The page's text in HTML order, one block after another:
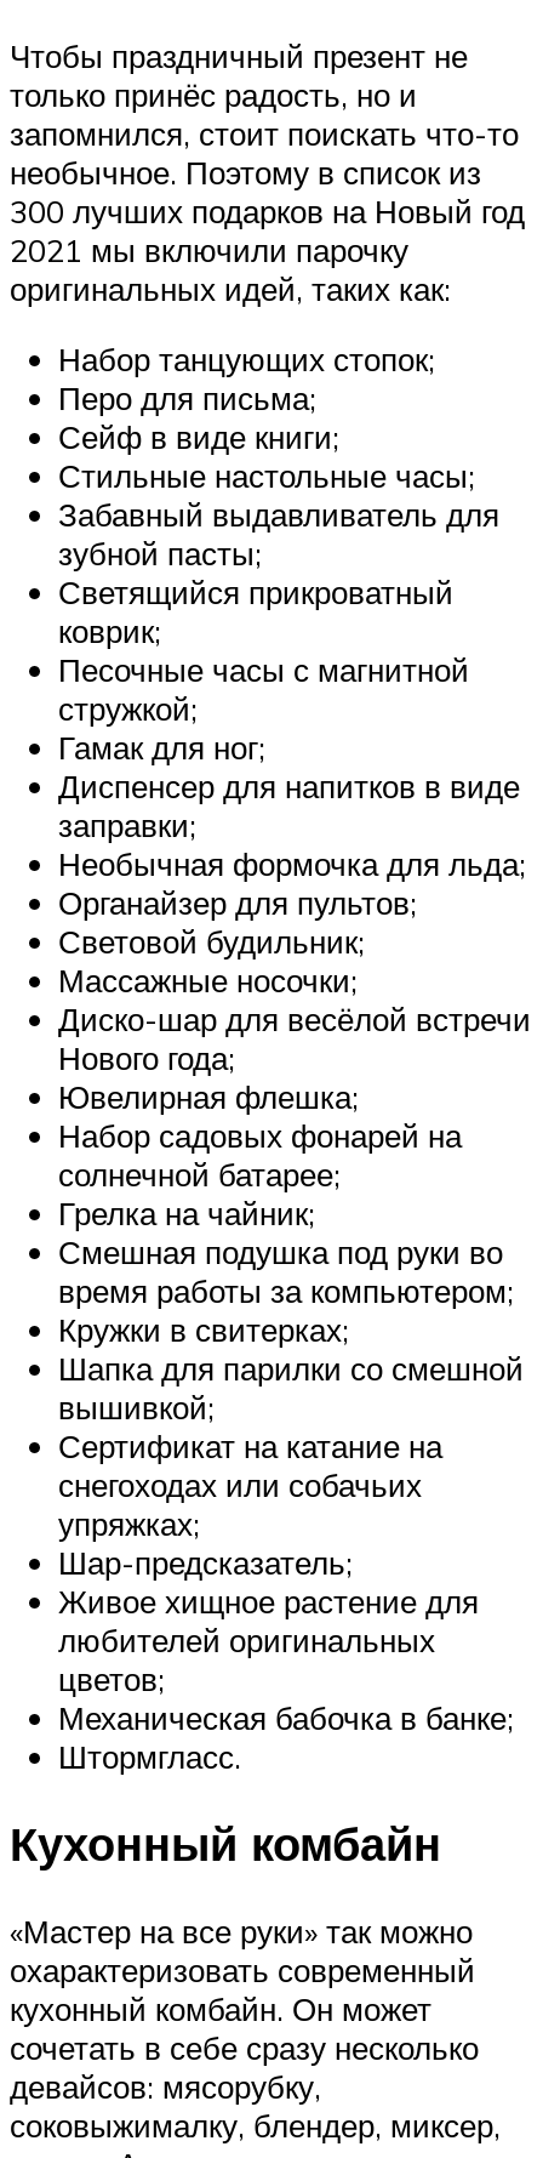
Чтобы праздничный презент не
только принёс радость, но и
запомнился, стоит поискать что-то
необычное. Поэтому в список из
300 лучших подарков на Новый год
2021 мы включили парочку
оригинальных идей, таких как:
Набор танцующих стопок;
Перо для письма;
Сейф в виде книги;
Стильные настольные часы;
Забавный выдавливатель для
зубной пасты;
Светящийся прикроватный
коврик;
Песочные часы с магнитной
стружкой;
Гамак для ног;
Диспенсер для напитков в виде
заправки;
Необычная формочка для льда;
Органайзер для пультов;
Световой будильник;
Массажные носочки;
Диско-шар для весёлой встречи
Нового года;
Ювелирная флешка;
Набор садовых фонарей на
солнечной батарее;
Грелка на чайник;
Смешная подушка под руки во
время работы за компьютером;
Кружки в свитерках;
Шапка для парилки со смешной
вышивкой;
Сертификат на катание на
снегоходах или собачьих
упряжках;
Шар-предсказатель;
Живое хищное растение для
любителей оригинальных
цветов;
Механическая бабочка в банке;
Штормгласс.
Кухонный комбайн
«Мастер на все руки» так можно
охарактеризовать современный
кухонный комбайн. Он может
сочетать в себе сразу несколько
девайсов: мясорубку,
соковыжималку, блендер, миксер,